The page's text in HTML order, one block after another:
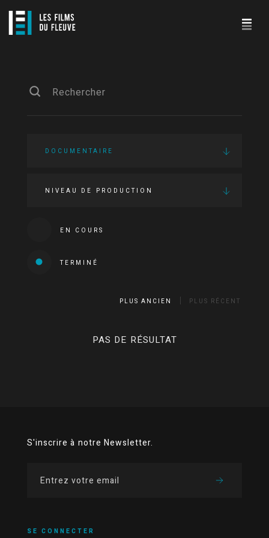
DOCUMENTAIRE
NIVEAU DE PRODUCTION
EN COURS
TERMINÉ
PLUS ANCIEN PLUS RÉCENT
PAS DE RÉSULTAT
S'inscrire à notre Newsletter.
SE CONNECTER